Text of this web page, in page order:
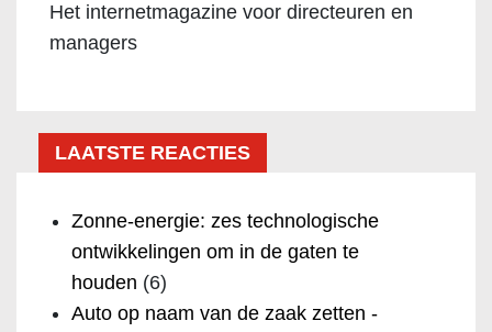
Het internetmagazine voor directeuren en
managers
LAATSTE REACTIES
Zonne-energie: zes technologische
ontwikkelingen om in de gaten te
houden (6)
Auto op naam van de zaak zetten -